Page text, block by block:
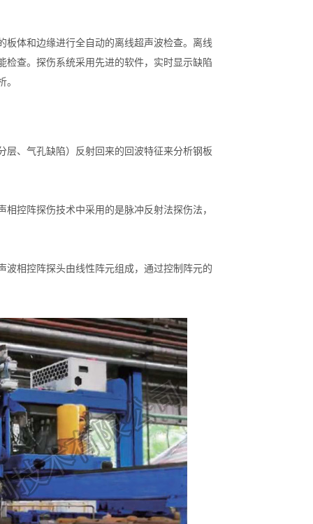
板体和边缘进行全自动的离线超声波检查。离线
检查。探伤系统采用先进的软件，实时显示缺陷
。
层、气孔缺陷）反射回来的回波特征来分析钢板
控阵探伤技术中采用的是脉冲反射法探伤法，
波相控阵探头由线性阵元组成，通过控制阵元的